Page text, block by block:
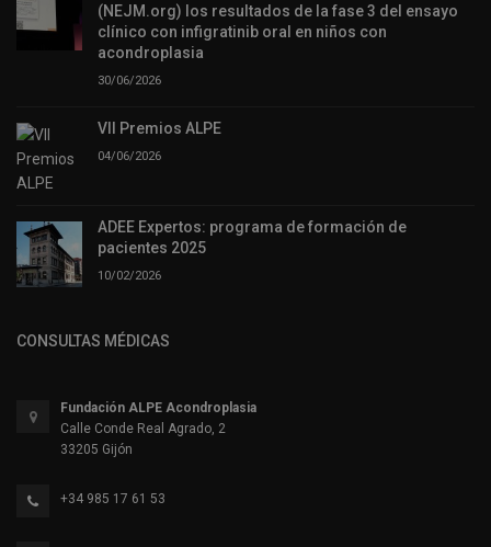
(NEJM.org) los resultados de la fase 3 del ensayo
clínico con infigratinib oral en niños con
acondroplasia
30/06/2026
VII Premios ALPE
04/06/2026
ADEE Expertos: programa de formación de
pacientes 2025
10/02/2026
CONSULTAS MÉDICAS
Fundación ALPE Acondroplasia
Calle Conde Real Agrado, 2
33205 Gijón
+34 985 17 61 53